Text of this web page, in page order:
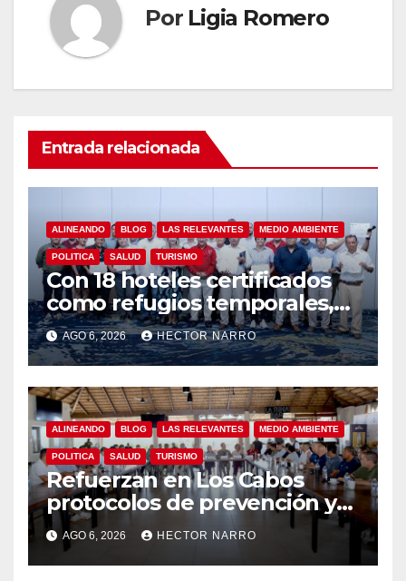
Por Ligia Romero
Entrada relacionada
ALINEANDO BLOG LAS RELEVANTES MEDIO AMBIENTE
POLITICA SALUD TURISMO
Con 18 hoteles certificados
como refugios temporales,
Gobierno de Los Cabos
refuerza la prevención y
garantiza un destino seguro
AGO 6, 2026 HECTOR NARRO
ALINEANDO BLOG LAS RELEVANTES MEDIO AMBIENTE
POLITICA SALUD TURISMO
Refuerzan en Los Cabos
protocolos de prevención y
rescate en playas ante oleaje
y temporada de ciclones
AGO 6, 2026 HECTOR NARRO